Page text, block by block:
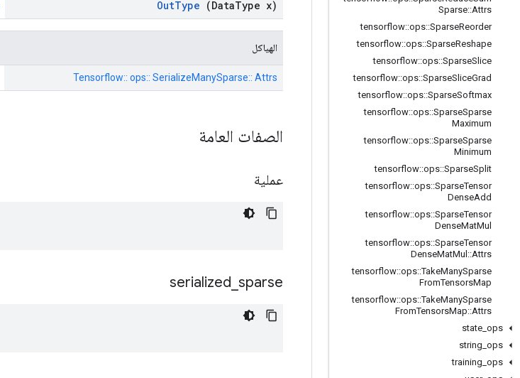
Sparse::Attrs
tensorflow::ops::SparseReorder
tensorflow::ops::SparseReshape
tensorflow::ops::SparseSlice
tensorflow::ops::SparseSliceGrad
tensorflow::ops::SparseSoftmax
tensorflow::ops::SparseSparse
Maximum
tensorflow::ops::SparseSparse
Minimum
tensorflow::ops::SparseSplit
tensorflow::ops::SparseTensor
DenseAdd
tensorflow::ops::SparseTensor
DenseMatMul
tensorflow::ops::SparseTensor
DenseMatMul ::Attrs
tensorflow::ops::TakeManySparse
FromTensorsMap
tensorflow::ops::TakeManySparse
FromTensorsMap::Attrs
state ops
string ops
training ops
OutType (DataType x)
الهياكل
Tensorflow:: ops:: SerializeManySparse:: Attrs
الصفات العامة
عملية
serialized sparse